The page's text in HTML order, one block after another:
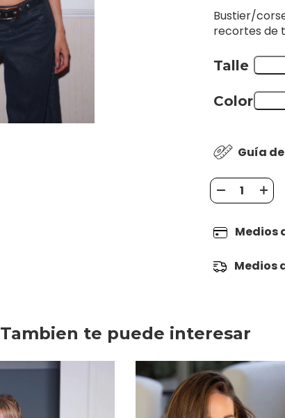
Bustier/
recortes de
Color
Talle
Guía
Medios
Medios
Tambien te puede interesar